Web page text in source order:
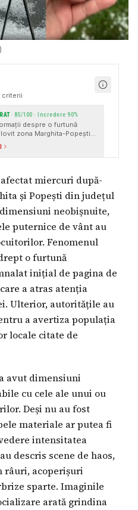
criterii
· 85/100 · încredere90%
despre o furtună
zona Marghita-Popești
de mari dimensiuni,
Sunt menționate
ar fi Libertatea, și se
populația. De
scene de haos și
nu sunt raportate victime.
ra
miercuri după-
și Popești din județul
neobișnuite,
puternice de vânt au
Fenomenul
o furtună
inițial de pagina de
a atras atenția
Ulterior, autoritățile au
a avertiza populația
locale citate de
avut dimensiuni
cu cele ale unui ou
Deși nu au fost
materiale ar putea fi
intensitatea
descris scene de haos,
râuri, acoperișuri
sparte. Imaginile
arată grindina